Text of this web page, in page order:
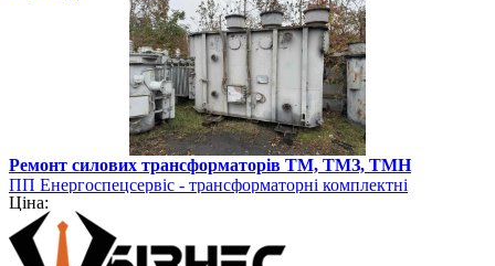
Ремонт силових трансформаторів ТМ, ТМЗ, ТМН
ПП Енергоспецсервіс - трансформаторні комплектні
підстанції
Ціна: